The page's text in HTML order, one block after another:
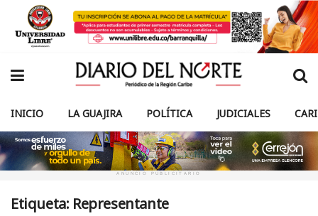
INICIO LA GUAJIRA POLÍTICA JUDICIALES
ANUNCIO PUBLICITARIO
Etiqueta: Representante